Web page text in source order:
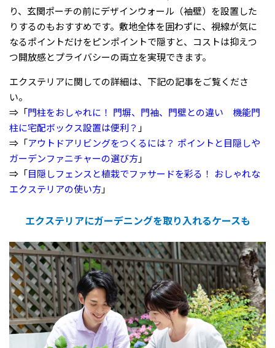
り、玄関ポーチの前にデザインウォール（袖壁）を設置した
りするのもおすすめです。敷地全体を囲わずに、視線が気に
なるポイントだけをピンポイントで隠すと、コストは抑えつ
つ開放感とプライバシーの両立を実現できます。
エクステリアに関しての詳細は、下記の記事をご覧くださ
い。
⇒「 門柱をおしゃれに！ 門塀、門袖、門壁との違い 機能門
柱に宅配ボックス設置は便利？ 」
⇒「 アウトドアリビングをつくるには？ ポイントと目隠しや
ガーデンファニチャーの選び方 」
⇒「 目隠しフェンスと植栽でファサードを彩る！ おしゃれな
エクステリアの使い方 」
エクステリアにガーデニングを取り入れるケースも